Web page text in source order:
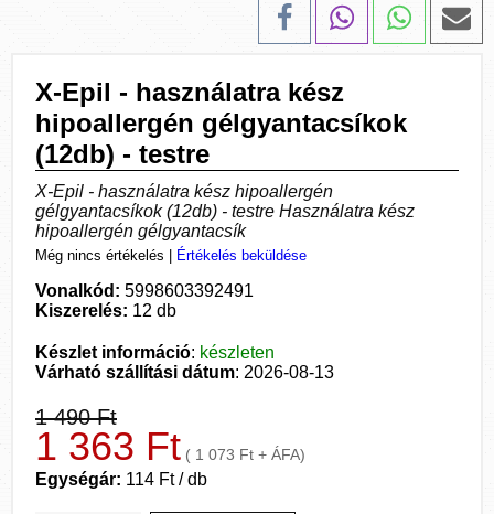
X-Epil - használatra kész
hipoallergén gélgyantacsíkok
(12db) - testre
X-Epil - használatra kész hipoallergén
gélgyantacsíkok (12db) - testre Használatra kész
hipoallergén gélgyantacsík
Még nincs értékelés Értékelés beküldése
Vonalkód: 5998603392491
Kiszerelés: 12 db
Készlet információ: készleten
Várható szállítási dátum: 2026-08-13
1 490 Ft
1 363 Ft ( 1 073 Ft + ÁFA)
Egységár: 114 Ft / db